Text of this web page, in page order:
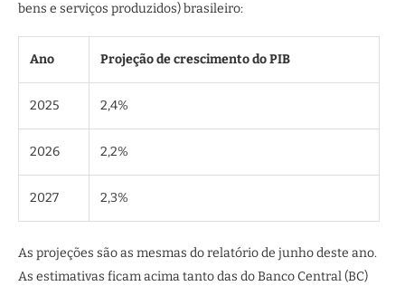
bens e serviços produzidos) brasileiro:​
Ano Projeção de crescimento do PIB
2025 2,4%
2026 2,2%
2027 2,3%
As projeções são as mesmas do relatório de junho deste ano.
As estimativas ficam acima tanto das do Banco Central (BC)